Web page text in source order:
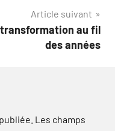
Article suivant
au fil
des années
Les champs